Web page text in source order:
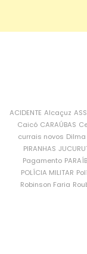
ACIDENTE Alcaçuz
Caicó CARAÚBAS
currais novos Dilma
PIRANHAS
Pagamento
POLÍCIA MILITAR
Robinson Faria